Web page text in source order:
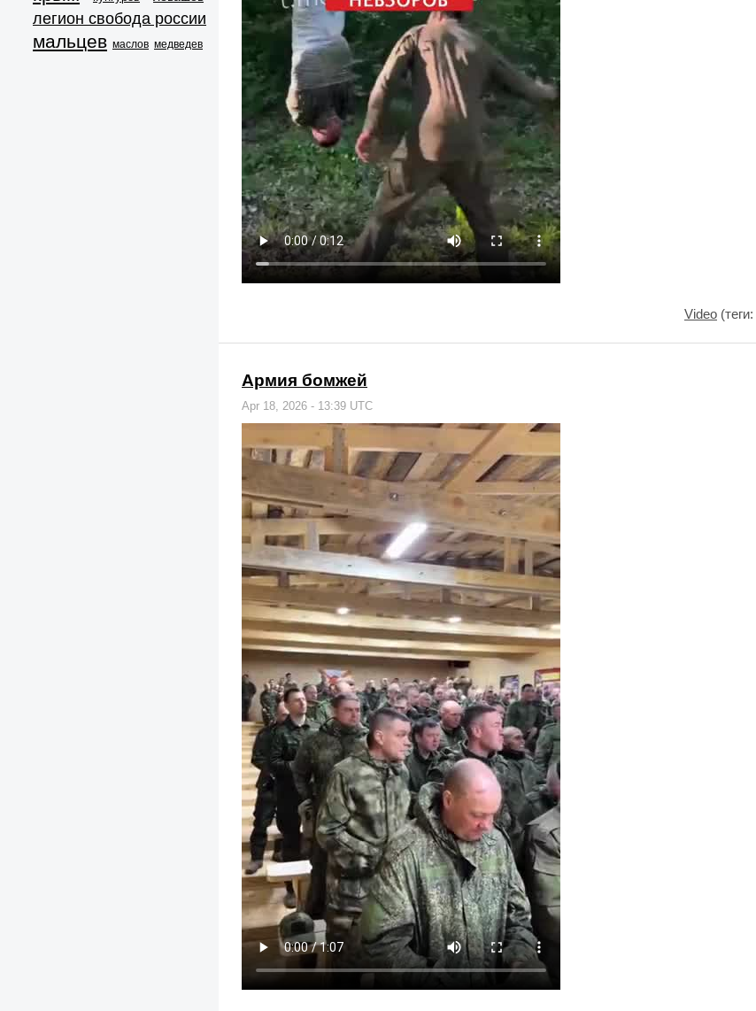
легион свобода россии
мальцев маслов медведев
Video (теги:
Армия бомжей
Apr 18, 2026 - 13:39 UTC